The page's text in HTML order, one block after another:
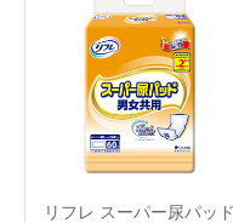
リフレ スーパー尿パッド